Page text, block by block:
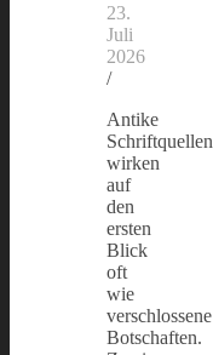
23.
Juli
2026
/
Antike
Schriftquellen
wirken
auf
den
ersten
Blick
oft
wie
verschlossene
Botschaften.